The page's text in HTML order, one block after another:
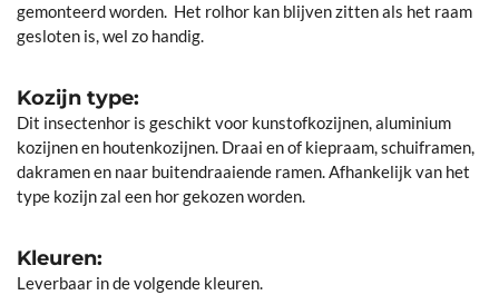
gemonteerd worden. Het rolhor kan blijven zitten als het raam
gesloten is, wel zo handig.
Kozijn type:
Dit insectenhor is geschikt voor kunstofkozijnen, aluminium
kozijnen en houtenkozijnen. Draai en of kiepraam, schuiframen,
dakramen en naar buitendraaiende ramen. Afhankelijk van het
type kozijn zal een hor gekozen worden.
Kleuren:
Leverbaar in de volgende kleuren.